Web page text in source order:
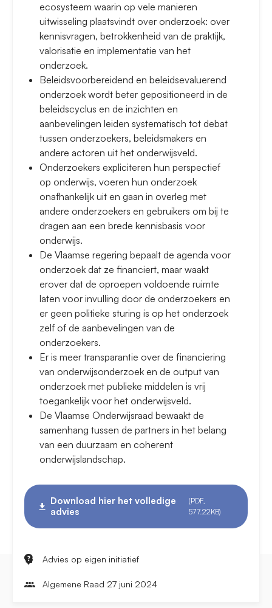
ecosysteem waarin op vele manieren
uitwisseling plaatsvindt over onderzoek: over
kennisvragen, betrokkenheid van de praktijk,
valorisatie en implementatie van het
onderzoek.
Beleidsvoorbereidend en beleidsevaluerend
onderzoek wordt beter gepositioneerd in de
beleidscyclus en de inzichten en
aanbevelingen leiden systematisch tot debat
tussen onderzoekers, beleidsmakers en
andere actoren uit het onderwijsveld.
Onderzoekers expliciteren hun perspectief
op onderwijs, voeren hun onderzoek
onafhankelijk uit en gaan in overleg met
andere onderzoekers en gebruikers om bij te
dragen aan een brede kennisbasis voor
onderwijs.
De Vlaamse regering bepaalt de agenda voor
onderzoek dat ze financiert, maar waakt
erover dat de oproepen voldoende ruimte
laten voor invulling door de onderzoekers en
er geen politieke sturing is op het onderzoek
zelf of de aanbevelingen van de
onderzoekers.
Er is meer transparantie over de financiering
van onderwijsonderzoek en de output van
onderzoek met publieke middelen is vrij
toegankelijk voor het onderwijsveld.
De Vlaamse Onderwijsraad bewaakt de
samenhang tussen de partners in het belang
van een duurzaam en coherent
onderwijslandschap.
Download hier het volledige
advies
(PDF,
577.22KB)
Advies op eigen initiatief
Algemene Raad 27 juni 2024